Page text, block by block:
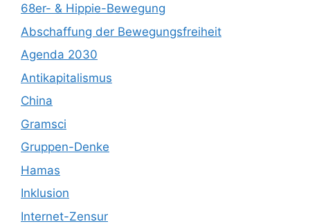
68er- & Hippie-Bewegung
Abschaffung der Bewegungsfreiheit
Agenda 2030
Antikapitalismus
China
Gramsci
Gruppen-Denke
Hamas
Inklusion
Internet-Zensur